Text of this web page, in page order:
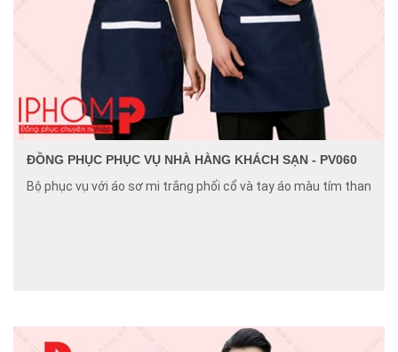
ĐỒNG PHỤC PHỤC VỤ NHÀ HÀNG KHÁCH SẠN - PV060
Bộ phục vụ với áo sơ mi trắng phối cổ và tay áo màu tím than